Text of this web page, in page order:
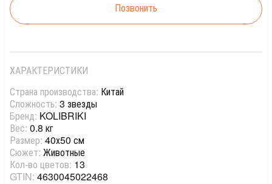
Позвонить
ХАРАКТЕРИСТИКИ
Страна производства: Китай
Сложность: 3 звезды
Бренд: KOLIBRIKI
Вес: 0.8 кг
Размер: 40х50 см
Сюжет: Животные
Кол-во цветов: 13
GTIN: 4630045022468